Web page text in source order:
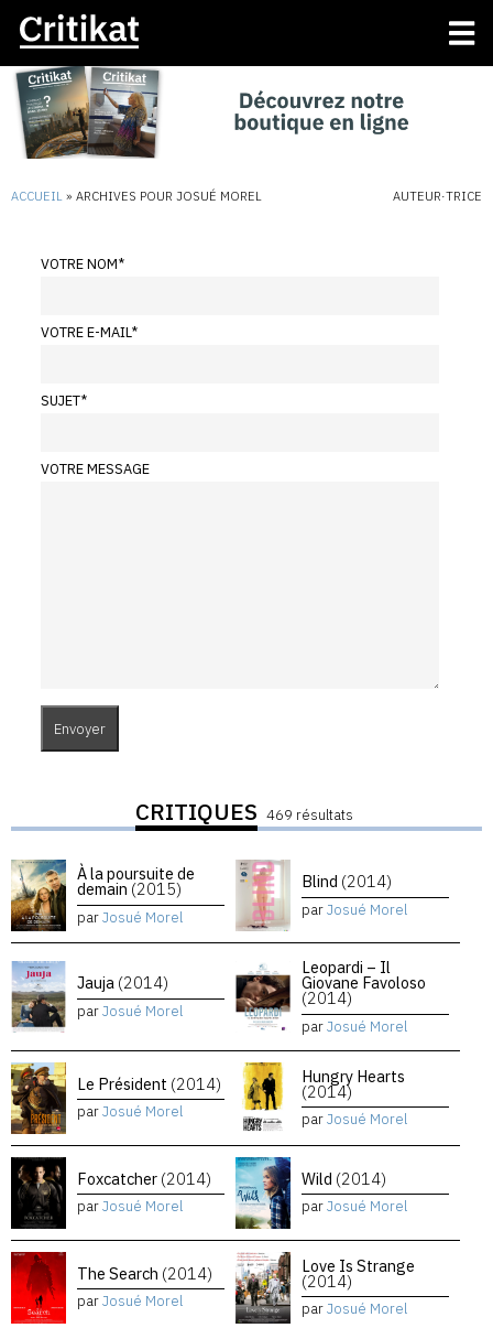
ACCUEIL » ARCHIVES POUR JOSUÉ MOREL AUTEUR·TRICE
VOTRE NOM*
VOTRE E-MAIL*
SUJET*
VOTRE MESSAGE
CRITIQUES 469 résultats
À la poursuite de
demain (2015)
parJosué Morel
Blind (2014)
parJosué Morel
Jauja (2014)
parJosué Morel
Leopardi – Il
Giovane Favoloso
(2014)
parJosué Morel
Le Président (2014)
parJosué Morel
Hungry Hearts
(2014)
parJosué Morel
Foxcatcher (2014)
parJosué Morel
Wild (2014)
parJosué Morel
The Search (2014)
parJosué Morel
Love Is Strange
(2014)
parJosué Morel